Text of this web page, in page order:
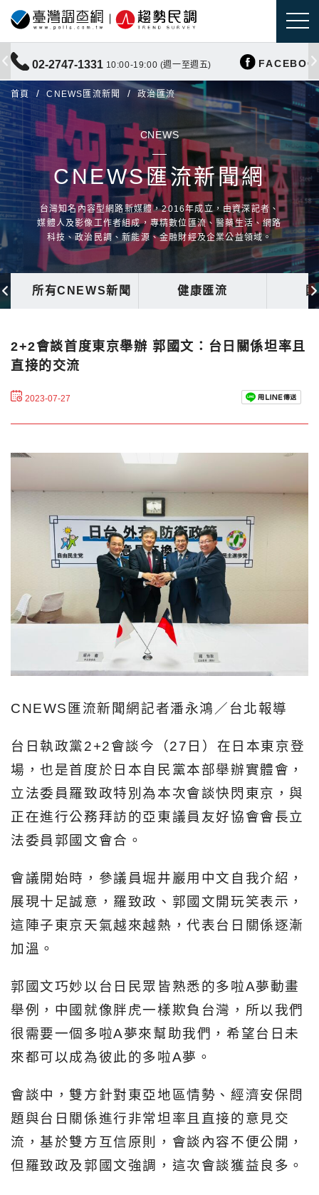
02-2747-1331 10:00-19:00 (週一至週五)
首頁 CNEWS匯流新聞 政治匯流
CNEWS
CNEWS匯流新聞網
台灣知名內容型網路新媒體，2016年成立，由資深記者、
媒體人及影像工作者組成，專精數位匯流、醫藥生活、網路
科技、政治民調、新能源、金融財經及企業公益領域。
所有CNEWS新聞 健康匯流
2+2會談首度東京舉辦 郭國文：台日關係坦率且
直接的交流
2023-07-27
CNEWS匯流新聞網記者潘永鴻／台北報導
台日執政黨2+2會談今（27日）在日本東京登
場，也是首度於日本自民黨本部舉辦實體會，
立法委員羅致政特別為本次會談快閃東京，與
正在進行公務拜訪的亞東議員友好協會會長立
法委員郭國文會合。
會議開始時，參議員堀井巖用中文自我介紹，
展現十足誠意，羅致政、郭國文開玩笑表示，
這陣子東京天氣越來越熱，代表台日關係逐漸
加溫。
郭國文巧妙以台日民眾皆熟悉的多啦A夢動畫
舉例，中國就像胖虎一樣欺負台灣，所以我們
很需要一個多啦A夢來幫助我們，希望台日未
來都可以成為彼此的多啦A夢。
會談中，雙方針對東亞地區情勢、經濟安保問
題與台日關係進行非常坦率且直接的意見交
流，基於雙方互信原則，會談內容不便公開，
但羅致政及郭國文強調，這次會談獲益良多。